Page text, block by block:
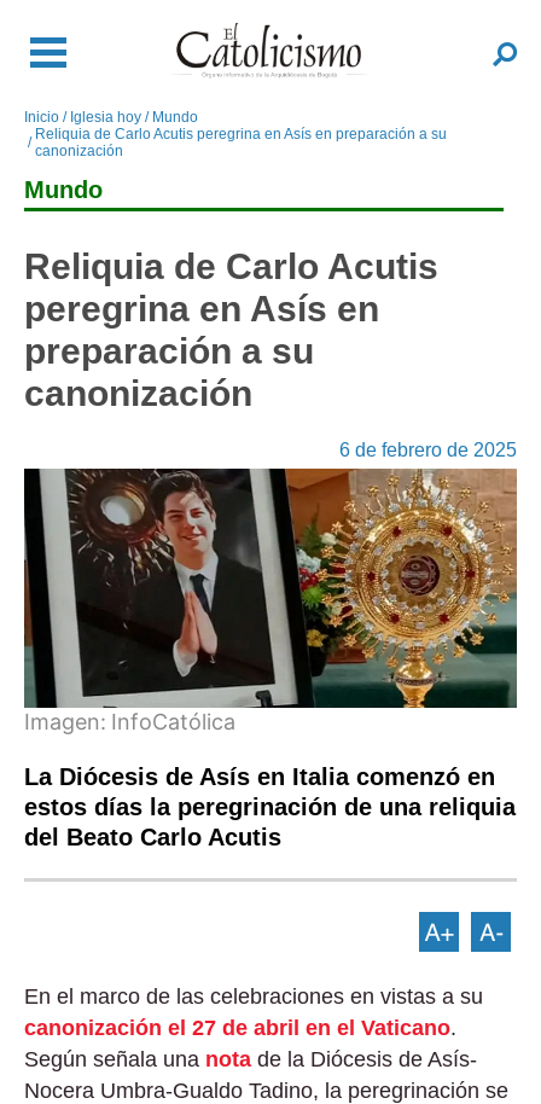
contenido
Buscar
Sobrescribir
enlaces
de
ayuda
la
navegación
Inicio Iglesia hoy
Mundo
Reliquia de Carlo Acutis peregrina en Asís en preparación a su
canonización
Mundo
Reliquia de Carlo Acutis
peregrina en Asís en
preparación a su
canonización
6 de febrero de 2025
Imagen: InfoCatólica
La Diócesis de Asís en Italia comenzó en
estos días la peregrinación de una reliquia
del Beato Carlo Acutis
En el marco de las celebraciones en vistas a su
canonización el 27 de abril en el Vaticano.
Según señala una nota de la Diócesis de Asís-
Nocera Umbra-Gualdo Tadino, la peregrinación se